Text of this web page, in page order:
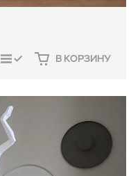
СРАВНИТЬ В КОРЗИНУ